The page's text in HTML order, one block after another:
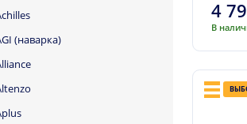
(наварка)
4
В